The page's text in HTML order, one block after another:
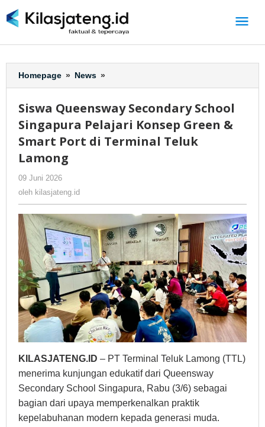
ke
Homepage » News »
Queensway
School
Singapura
Pelajari
di
Terminal
Teluk
Lamong
Siswa Queensway Secondary School
Singapura Pelajari Konsep Green &
Smart Port di Terminal Teluk
Lamong
09 Juni 2026
kilasjateng.id
oleh kilasjateng.id
KILASJATENG.ID – PT Terminal Teluk Lamong (TTL)
menerima kunjungan edukatif dari Queensway
Secondary School Singapura, Rabu (3/6) sebagai
bagian dari upaya memperkenalkan praktik
kepelabuhanan modern kepada generasi muda.